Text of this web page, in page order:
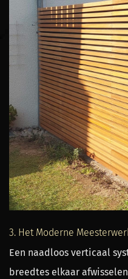
3. Het Moderne
Een naadloos verticaal
breedtes elkaar